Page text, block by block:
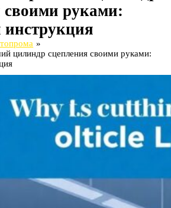
своими руками:
инструкция
цилиндр сцепления своими руками: